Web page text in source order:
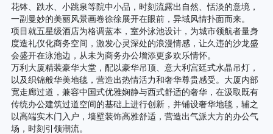
花钵、跌水、小跳泉等院中小品，时刻流露出自然、恬淡的意境，
一副曼妙的美丽风景画卷徐徐展开在眼前，异域风情扑面而来。
项目就五星级酒店为格调蓝本，室外泳池设计，为城市领航者量身
度造礼仪化商务空间，激发心灵深处的浪漫情感，让久违的沙龙盛
会盛开在泳池边，从未为商务办公增添更多欢乐情怀。
万利大厦精装豪华大堂，配以豪华吊顶、意大利宫廷式水晶吊灯，
以及织锦般华美地毯，营造出热情活力和奢华尊贵感受。大厦内部
宽走廊过道，兼容中国式优雅娴静与西式舒适的奢华，在汲取既有
传统办公建筑过道空间的基础上进行创新，并铺设奢华地毯，辅之
以高端实木门入户，墙壁装饰高雅舒适，营造出气派大方的办公气
场，时刻引领潮流。